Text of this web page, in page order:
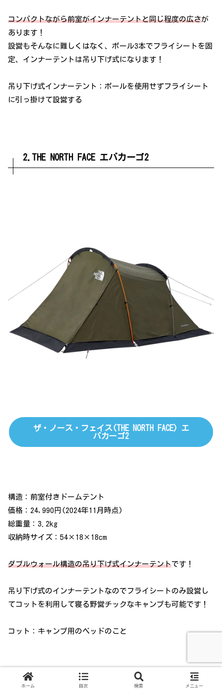
コンパクトながら前室がインナーテントと同じ程度の広さが
あります！
設営もそんなに難しくはなく、ポール3本でフライシートを固
定、インナーテントは吊り下げ式になります！
吊り下げ式インナーテント：ポールを使用せずフライシート
に引っ掛けて設営する
2.THE NORTH FACE エバカーゴ2
ザ・ノース・フェイス(THE NORTH FACE) エ
バカーゴ2
構造：前室付きドームテント
価格：24,990円(2024年11月時点)
総重量：3.2kg
収納時サイズ：54×18×18cm
ダブルウォール構造の吊り下げ式インナーテントです！
吊り下げ式のインナーテントなのでフライシートのみ設営し
てコットを利用して寝る野営チックなキャンプも可能です！
コット：キャンプ用のベッドのこと
3.Coleman ツーリングドームST
ホーム 目次 検索 メニュー